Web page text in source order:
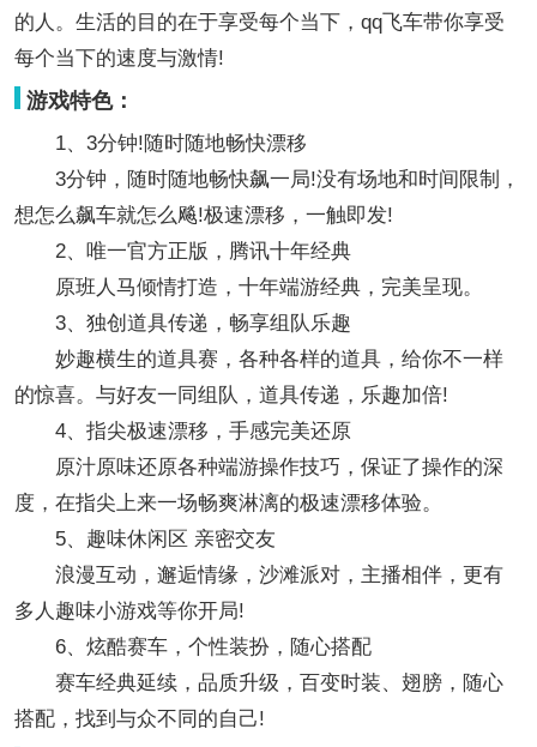
的人。生活的目的在于享受每个当下，qq飞车带你享受
每个当下的速度与激情!
游戏特色：
1、3分钟!随时随地畅快漂移
3分钟，随时随地畅快飙一局!没有场地和时间限制，
想怎么飙车就怎么飚!极速漂移，一触即发!
2、唯一官方正版，腾讯十年经典
原班人马倾情打造，十年端游经典，完美呈现。
3、独创道具传递，畅享组队乐趣
妙趣横生的道具赛，各种各样的道具，给你不一样
的惊喜。与好友一同组队，道具传递，乐趣加倍!
4、指尖极速漂移，手感完美还原
原汁原味还原各种端游操作技巧，保证了操作的深
度，在指尖上来一场畅爽淋漓的极速漂移体验。
5、趣味休闲区 亲密交友
浪漫互动，邂逅情缘，沙滩派对，主播相伴，更有
多人趣味小游戏等你开局!
6、炫酷赛车，个性装扮，随心搭配
赛车经典延续，品质升级，百变时装、翅膀，随心
搭配，找到与众不同的自己!